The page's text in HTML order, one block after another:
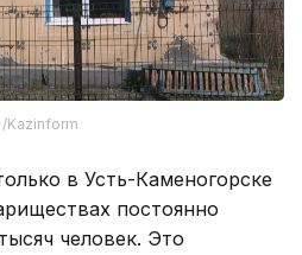
Kazinform
в Усть-Каменогорске
постоянно
человек. Это